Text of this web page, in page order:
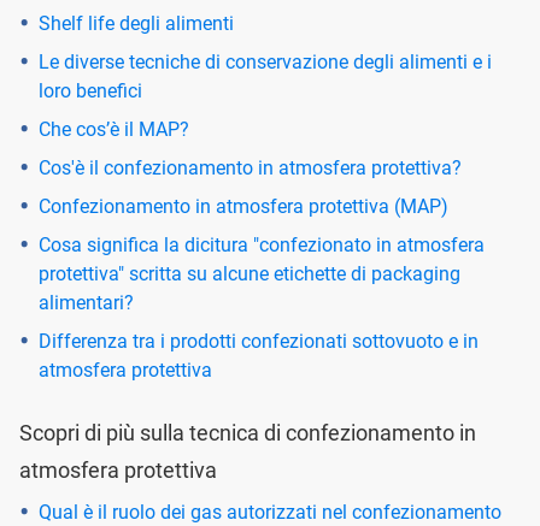
Shelf life degli alimenti
Le diverse tecniche di conservazione degli alimenti e i
loro benefici
Che cos’è il MAP?
Cos'è il confezionamento in atmosfera protettiva?
Confezionamento in atmosfera protettiva (MAP)
Cosa significa la dicitura "confezionato in atmosfera
protettiva" scritta su alcune etichette di packaging
alimentari?
Differenza tra i prodotti confezionati sottovuoto e in
atmosfera protettiva
Scopri di più sulla tecnica di confezionamento in
atmosfera protettiva
Qual è il ruolo dei gas autorizzati nel confezionamento